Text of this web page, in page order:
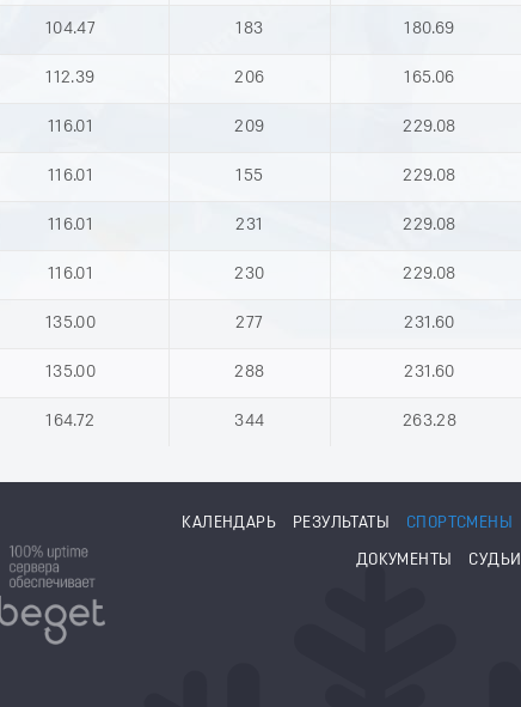
104.47 183 180.69
112.39 206 165.06
116.01 209 229.08
116.01 155 229.08
116.01 231 229.08
116.01 230 229.08
135.00 277 231.60
135.00 288 231.60
164.72 344 263.28
КАЛЕНДАРЬ РЕЗУЛЬТАТЫ СПОРТСМЕНЫ
ДОКУМЕНТЫ СУДЬИ